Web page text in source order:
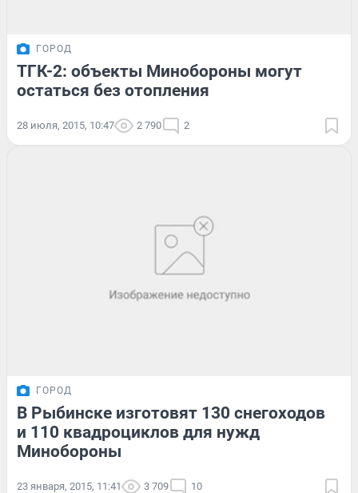
ГОРОД
ТГК-2: объекты Минобороны могут
остаться без отопления
28 июля, 2015, 10:47 2 790 2
ГОРОД
В Рыбинске изготовят 130 снегоходов
и 110 квадроциклов для нужд
Минобороны
23 января, 2015, 11:41 3 709 10